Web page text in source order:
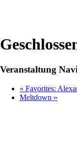
Veranstaltung
« Favorites:
Meltdown »